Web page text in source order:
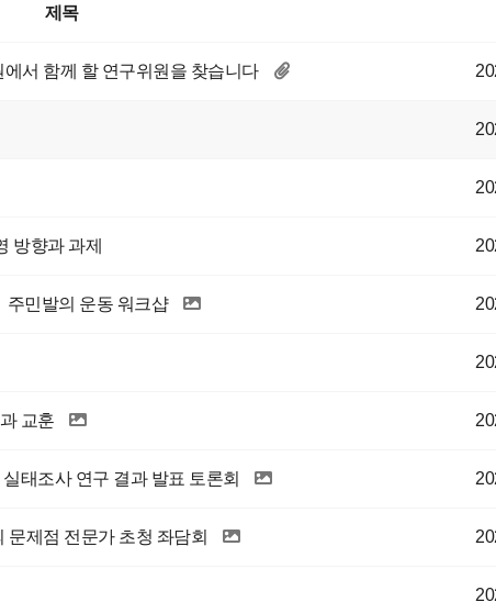
제목
서 함께 할 연구위원을 찾습니다
방향과 과제
주민발의 운동 워크샵
교훈
태조사 연구 결과 발표 토론회
문제점 전문가 초청 좌담회